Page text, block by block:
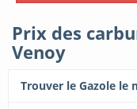
Prix des
Venoy
Trouver le Gazole le